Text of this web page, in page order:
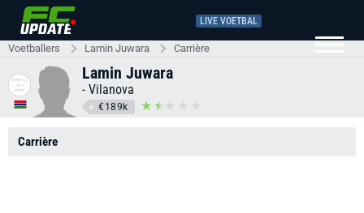
LIVE VOETBAL
Voetballers Lamin Juwara Carrière
Lamin Juwara
- Vilanova
€189k
Carrière